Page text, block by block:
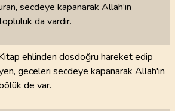
secdeye kapanarak Allah’ın
da vardır.
ehlinden dosdoğru hareket edip
geceleri secdeye kapanarak Allah'ın
de var.